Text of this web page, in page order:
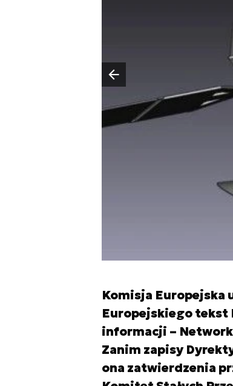
Poprzedni slajd
Komisja Europejska
Europejskiego tekst
informacji –
Zanim zapisy
ona zatwierdzenia